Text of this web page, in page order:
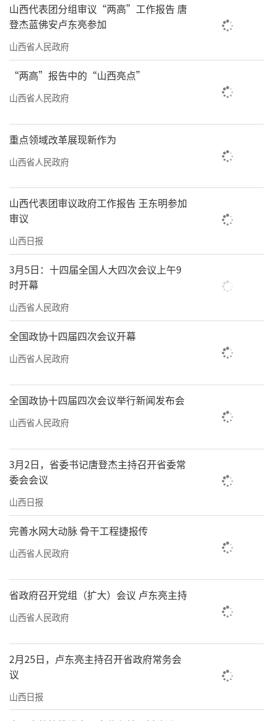
山西代表团分组审议“两高”工作报告 唐
登杰蓝佛安卢东亮参加
山西省人民政府
“两高”报告中的“山西亮点”
山西省人民政府
重点领域改革展现新作为
山西省人民政府
山西代表团审议政府工作报告 王东明参加
审议
山西日报
3月5日：十四届全国人大四次会议上午9
时开幕
山西省人民政府
全国政协十四届四次会议开幕
山西省人民政府
全国政协十四届四次会议举行新闻发布会
山西省人民政府
3月2日，省委书记唐登杰主持召开省委常
委会会议
山西日报
完善水网大动脉 骨干工程捷报传
山西省人民政府
省政府召开党组（扩大）会议 卢东亮主持
山西省人民政府
2月25日，卢东亮主持召开省政府常务会
议
山西日报